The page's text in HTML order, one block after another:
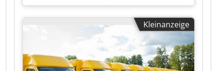
Dokumentation/Handbuch, Geprüft und
vollständig ausgestattet. Funktioniert
einwandfrei, neues Öl eingefüllt. Codpfx Ajztgn
Kleinanzeige